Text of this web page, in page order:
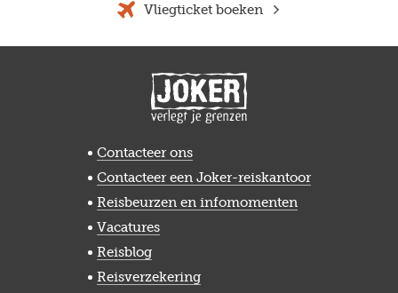
Vliegticket boeken
Contacteer ons
Contacteer een Joker-reiskantoor
Reisbeurzen en infomomenten
Vacatures
Reisblog
Reisverzekering